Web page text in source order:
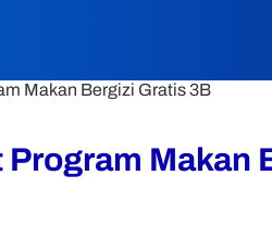
Makan Bergizi Gratis 3B
Makan